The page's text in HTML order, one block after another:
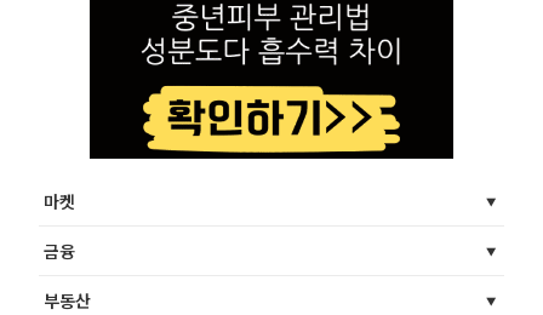
마켓
금융
부동산